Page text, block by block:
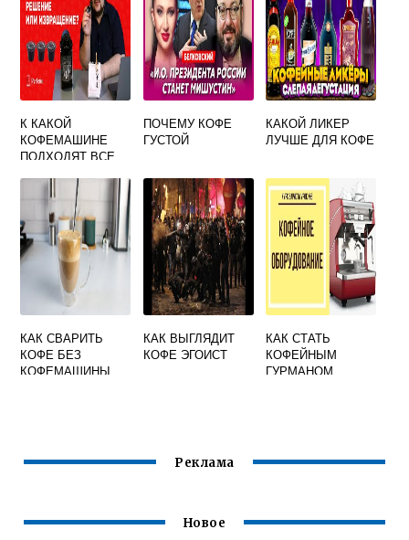
К КАКОЙ
КОФЕМАШИНЕ
ПОДХОДЯТ ВСЕ
ПОЧЕМУ КОФЕ
ГУСТОЙ
КАКОЙ ЛИКЕР
ЛУЧШЕ ДЛЯ КОФЕ
КАК СВАРИТЬ
КОФЕ БЕЗ
КОФЕМАШИНЫ
КАК ВЫГЛЯДИТ
КОФЕ ЭГОИСТ
КАК СТАТЬ
КОФЕЙНЫМ
ГУРМАНОМ
Реклама
Новое